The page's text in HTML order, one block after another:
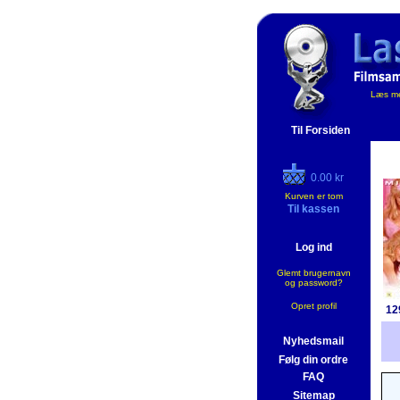
Til Forsiden
Læs
0.00 kr
Kurven er tom
Til kassen
Log ind
Glemt brugernavn
og password?
Opret profil
Nyhedsmail
Følg din ordre
FAQ
Sitemap